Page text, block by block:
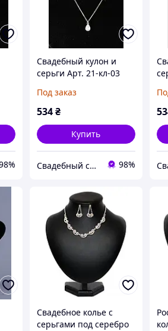
Свадебный кулон и
серьги Арт. 21-кл-03
Под заказ
534₴
Купить
Свадебный салон "ПРИНЦЕССА" 98%
Свадебное колье с
серьгами под серебро